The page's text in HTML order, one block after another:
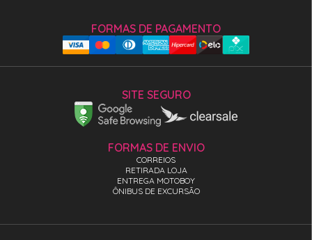
SITE SEGURO
FORMAS DE PAGAMENTO
FORMAS DE ENVIO
CORREIOS
RETIRADA LOJA
ENTREGA MOTOBOY
ÔNIBUS DE EXCURSÃO